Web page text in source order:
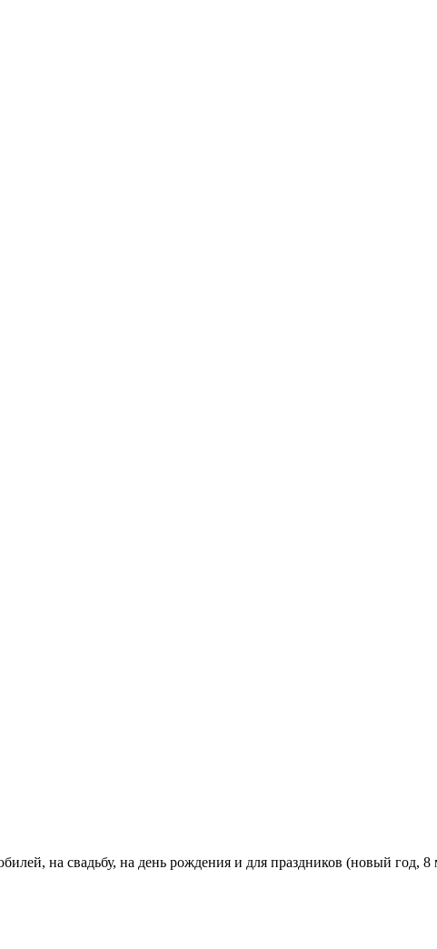
на свадьбу, на день рождения и для праздников (новый год,